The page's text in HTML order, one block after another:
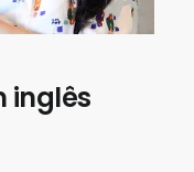
inglês